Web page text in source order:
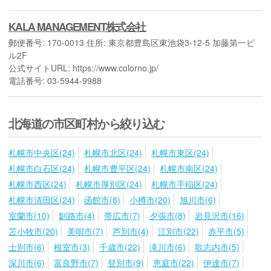
KALA MANAGEMENT株式会社
郵便番号: 170-0013 住所: 東京都豊島区東池袋3-12-5 加藤第一ビ
ル2F
公式サイトURL: https://www.colorno.jp/
電話番号: 03-5944-9988
北海道の市区町村から絞り込む
札幌市中央区(24) 札幌市北区(24)
札幌市東区(24)
札幌市白石区(24)
札幌市豊平区(24)
札幌市南区(24)
札幌市西区(24)
札幌市厚別区(24)
札幌市手稲区(24)
札幌市清田区(24)
函館市(8) 小樽市(20)
旭川市(6)
室蘭市(10)
釧路市(4) 帯広市(7) 夕張市(8)
岩見沢市(16)
苫小牧市(20)
美唄市(7) 芦別市(4) 江別市(22)
赤平市(5)
士別市(6)
根室市(3) 千歳市(22) 滝川市(6)
歌志内市(5)
深川市(6)
富良野市(7) 登別市(9) 恵庭市(22)
伊達市(7)